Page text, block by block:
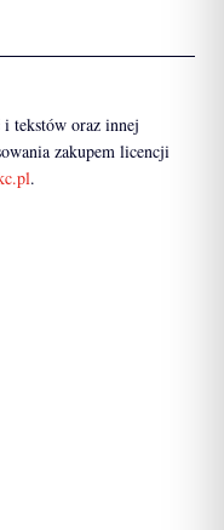
tekstów oraz innej
zakupem licencji
.